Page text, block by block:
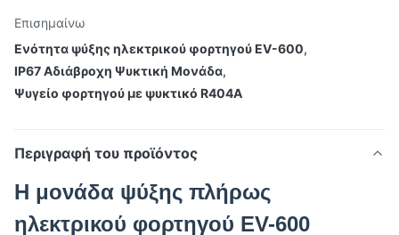
Επισημαίνω
Ενότητα ψύξης ηλεκτρικού φορτηγού EV-600,
IP67 Αδιάβροχη Ψυκτική Μονάδα,
Ψυγείο φορτηγού με ψυκτικό R404A
Περιγραφή του προϊόντος
Η μονάδα ψύξης πλήρως
ηλεκτρικού φορτηγού EV-600